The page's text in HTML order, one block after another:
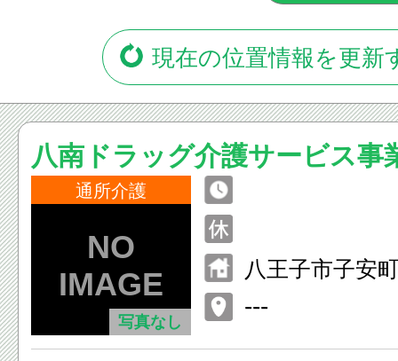
現在の位置情報を更新
八南ドラッグ介護サービス事
通所介護
写真なし
八王子市子安
---